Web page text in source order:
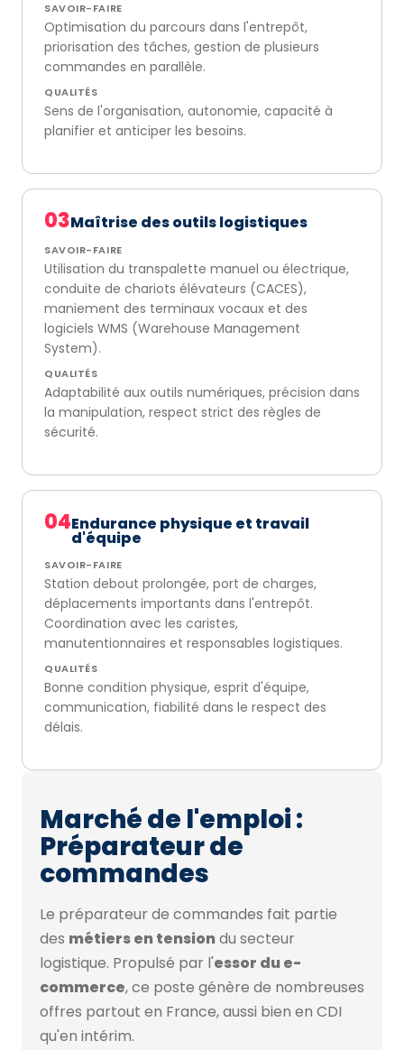
SAVOIR-FAIRE
Optimisation du parcours dans l'entrepôt,
priorisation des tâches, gestion de plusieurs
commandes en parallèle.
QUALITÉS
Sens de l'organisation, autonomie, capacité à
planifier et anticiper les besoins.
03Maîtrise des outils logistiques
SAVOIR-FAIRE
Utilisation du transpalette manuel ou électrique,
conduite de chariots élévateurs (CACES),
maniement des terminaux vocaux et des
logiciels WMS (Warehouse Management
System).
QUALITÉS
Adaptabilité aux outils numériques, précision dans
la manipulation, respect strict des règles de
sécurité.
04Endurance physique et travail
d'équipe
SAVOIR-FAIRE
Station debout prolongée, port de charges,
déplacements importants dans l'entrepôt.
Coordination avec les caristes,
manutentionnaires et responsables logistiques.
QUALITÉS
Bonne condition physique, esprit d'équipe,
communication, fiabilité dans le respect des
délais.
Marché de l'emploi :
Préparateur de
commandes
Le préparateur de commandes fait partie
des métiers en tensiondu secteur
logistique. Propulsé par l'essor du e-
commerce, ce poste génère de nombreuses
offres partout en France, aussi bien en CDI
qu'en intérim.